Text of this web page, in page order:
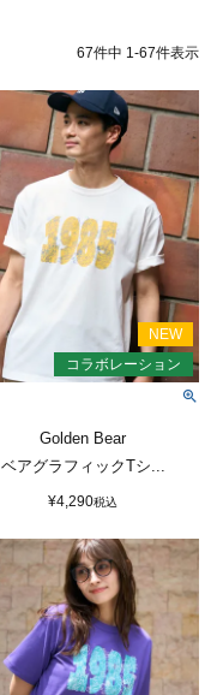
67件中 1 -67件表示
Golden Bear
ベアグラフィックTシ...
¥4,290税込